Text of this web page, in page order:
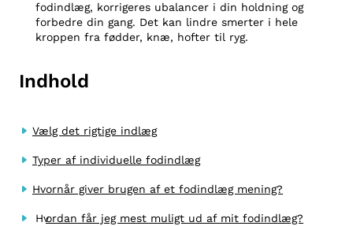
fodindlæg, korrigeres ubalancer i din holdning og
forbedre din gang. Det kan lindre smerter i hele
kroppen fra fødder, knæ, hofter til ryg.
Indhold
Vælg det rigtige indlæg
Typer af individuelle fodindlæg
Hvornår giver brugen af et fodindlæg mening?
Hvordan får jeg mest muligt ud af mit fodindlæg?